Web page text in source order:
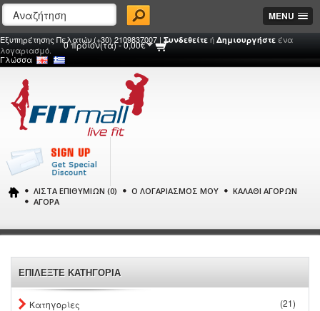
MENU
Γλώσσα
0 προϊόν(τα) - 0,00€
Εξυπηρέτησης Πελατών (+30) 2109837007 | Συνδεθείτε ή Δημιουργήστε ένα
λογαριασμό.
ΛΊΣΤΑ ΕΠΙΘΥΜΙΏΝ (0) Ο ΛΟΓΑΡΙΑΣΜΌΣ ΜΟΥ
ΚΑΛΆΘΙ ΑΓΟΡΏΝ
ΑΓΟΡΆ
ΕΠΙΛΕΞΤΕ ΚΑΤΗΓΟΡΙΑ
Κατηγορίες (21)